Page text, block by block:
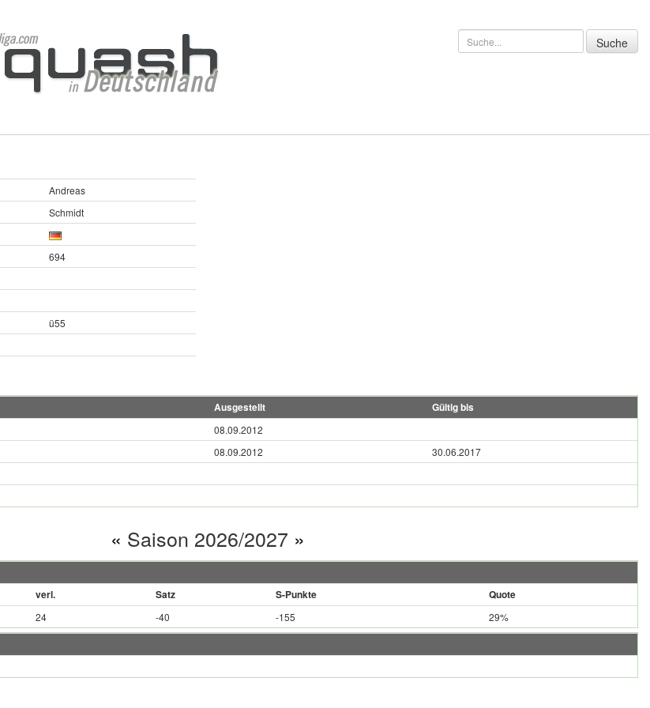
Andreas
Schmidt
694
ü55
Ausgestellt Gültig bis
08.09.2012
08.09.2012
30.06.2017
« Saison 2026/2027 »
verl. Satz S-Punkte Quote
24 -40 -155 29%